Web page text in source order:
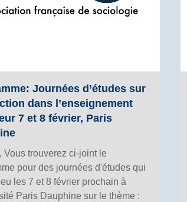
Journées d’études sur
dans l’enseignement
7 et 8 février, Paris
Vous trouverez ci-joint le
pour des journées d'études qui
les 7 et 8 février prochain à
Paris Dauphine sur le thème :